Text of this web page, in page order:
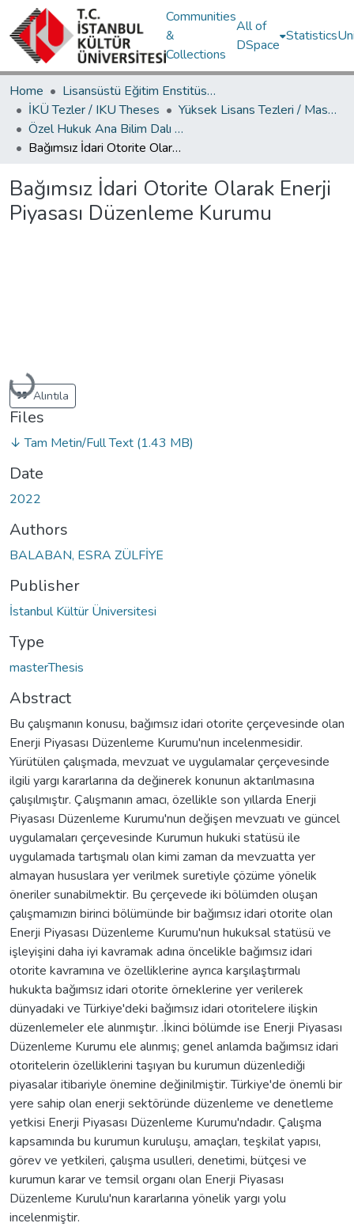
Communities
&
Collections
All of
DSpace
Statistics
Home
Lisansüstü Eğitim Enstitüsü / Postgraduate Education Institute
İKÜ Tezler / IKU Theses
Yüksek Lisans Tezleri / Master's Theses
Özel Hukuk Ana Bilim Dalı / Department of Private Law
Bağımsız İdari Otorite Olarak Enerji Piyasası Düzenleme Kurumu
Bağımsız İdari Otorite Olarak Enerji
Piyasası Düzenleme Kurumu
Loading...
Alıntıla
Files
↓ Tam Metin/Full Text (1.43 MB)
Date
2022
Authors
BALABAN, ESRA ZÜLFİYE
Publisher
İstanbul Kültür Üniversitesi
Type
masterThesis
Abstract
Bu çalışmanın konusu, bağımsız idari otorite çerçevesinde olan
Enerji Piyasası Düzenleme Kurumu'nun incelenmesidir.
Yürütülen çalışmada, mevzuat ve uygulamalar çerçevesinde
ilgili yargı kararlarına da değinerek konunun aktarılmasına
çalışılmıştır. Çalışmanın amacı, özellikle son yıllarda Enerji
Piyasası Düzenleme Kurumu'nun değişen mevzuatı ve güncel
uygulamaları çerçevesinde Kurumun hukuki statüsü ile
uygulamada tartışmalı olan kimi zaman da mevzuatta yer
almayan hususlara yer verilmek suretiyle çözüme yönelik
öneriler sunabilmektir. Bu çerçevede iki bölümden oluşan
çalışmamızın birinci bölümünde bir bağımsız idari otorite olan
Enerji Piyasası Düzenleme Kurumu'nun hukuksal statüsü ve
işleyişini daha iyi kavramak adına öncelikle bağımsız idari
otorite kavramına ve özelliklerine ayrıca karşılaştırmalı
hukukta bağımsız idari otorite örneklerine yer verilerek
dünyadaki ve Türkiye'deki bağımsız idari otoritelere ilişkin
düzenlemeler ele alınmıştır. .İkinci bölümde ise Enerji Piyasası
Düzenleme Kurumu ele alınmış; genel anlamda bağımsız idari
otoritelerin özelliklerini taşıyan bu kurumun düzenlediği
piyasalar itibariyle önemine değinilmiştir. Türkiye'de önemli bir
yere sahip olan enerji sektöründe düzenleme ve denetleme
yetkisi Enerji Piyasası Düzenleme Kurumu'ndadır. Çalışma
kapsamında bu kurumun kuruluşu, amaçları, teşkilat yapısı,
görev ve yetkileri, çalışma usulleri, denetimi, bütçesi ve
kurumun karar ve temsil organı olan Enerji Piyasası
Düzenleme Kurulu'nun kararlarına yönelik yargı yolu
incelenmiştir.